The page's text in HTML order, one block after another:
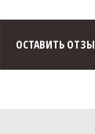
ОСТАВИТЬ